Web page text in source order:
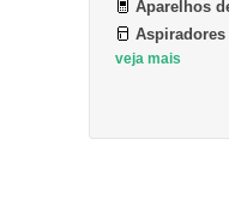
Aparelhos
Aspiradores
veja mais